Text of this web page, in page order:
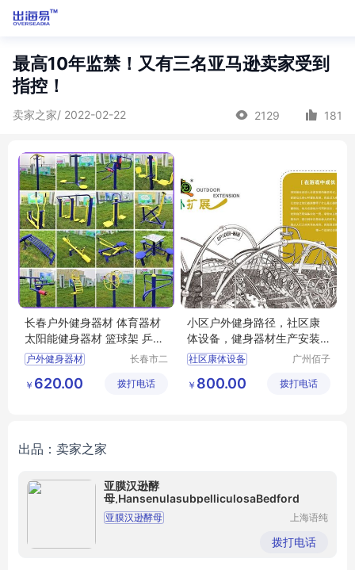
最高10年监禁！又有三名亚马逊卖家受到
指控！
卖家之家/ 2022-02-22 2129 181
长春户外健身器材 体育器材
太阳能健身器材 篮球架 乒乓
球台
户外健身器材
太阳能健身器材
长春市二
五金产品
￥ 620.00 拨打电话
小区户外健身路径，社区康
体设备，健身器材生产安装
一步到位
社区康体设备
儿童组合滑梯
广州佰子
备有限公
￥ 800.00 拨打电话
出品：卖家之家
亚膜汉逊酵
母,HansenulasubpelliculosaBedford
亚膜汉逊酵母
上海语纯
有限公司
拨打电话